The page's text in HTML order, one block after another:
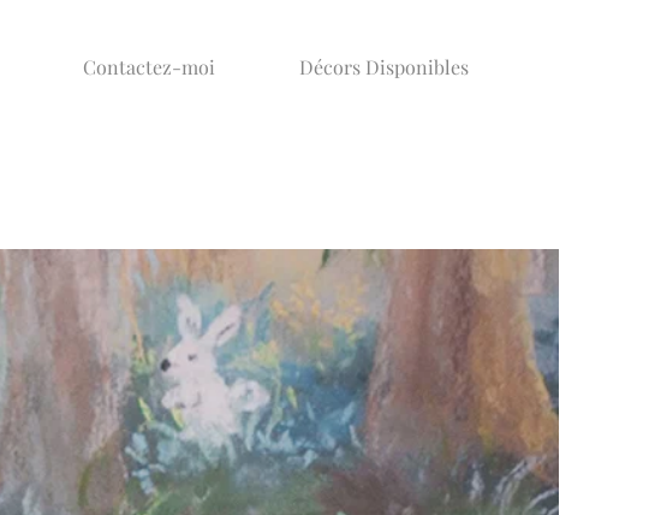
Contactez-moi Décors Disponibles